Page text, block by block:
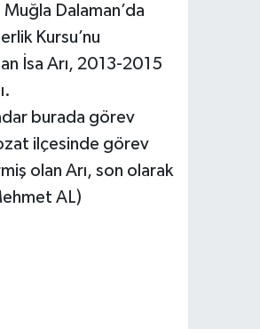
Dalaman’da
Kursu’nu
İsa Arı, 2013-2015
burada görev
ilçesinde görev
olan Arı, son olarak
AL)